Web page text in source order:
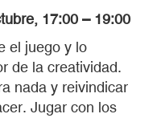
17:00 – 19:00
el juego y lo
de la creatividad.
nada y reivindicar
Jugar con los